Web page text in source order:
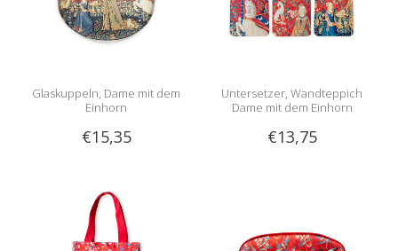
Glaskuppeln, Dame mit dem
Einhorn
€15,35
Untersetzer, Wandteppich
Dame mit dem Einhorn
€13,75